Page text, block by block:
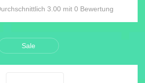
3.00 mit 0 Bewertung
Sale